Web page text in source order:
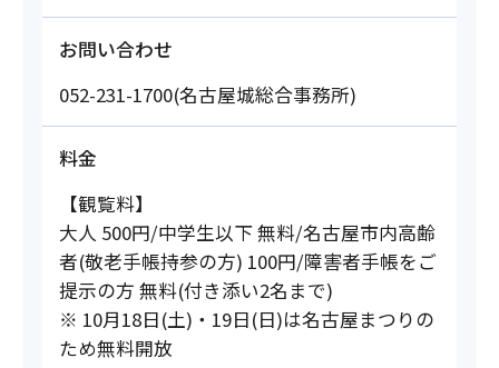
お問い合わせ
052-231-1700(名古屋城総合事務所)
料金
【観覧料】
大人 500円/中学生以下 無料/名古屋市内高齢
者(敬老手帳持参の方) 100円/障害者手帳をご
提示の方 無料(付き添い2名まで)
※ 10月18日(土)・19日(日)は名古屋まつりの
ため無料開放